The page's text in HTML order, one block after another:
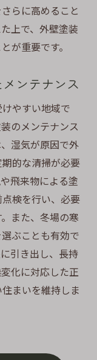
らに高めること
上で、外壁塗装
が重要です。
ンテナンス
やすい地域で
のメンテナンス
湿気が原因で外
的な清掃が必要
飛来物による塗
検を行い、必要
また、冬場の寒
ぶことも有効で
引き出し、長持
化に対応した正
まいを維持しま